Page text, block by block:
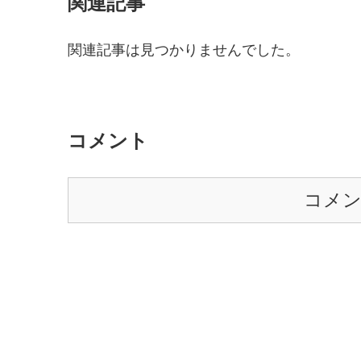
関連記事は見つかりませんでした。
コメント
コメ